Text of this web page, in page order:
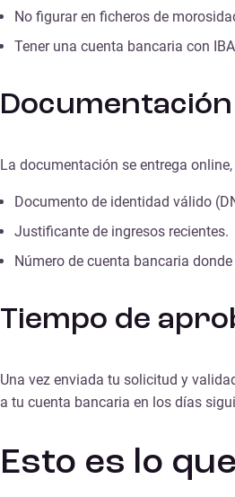
No figurar en ficheros de
Tener una cuenta bancaria con
La documentación se entrega
Documento de identidad válido
Justificante de ingresos recientes.
Número de cuenta bancaria
Tiempo de
Una vez enviada tu solicitud y
a tu cuenta bancaria en los días
Esto es lo